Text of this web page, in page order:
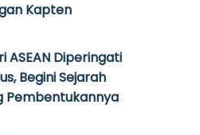
Kapten
ASEAN Diperingati
Begini Sejarah
Pembentukannya